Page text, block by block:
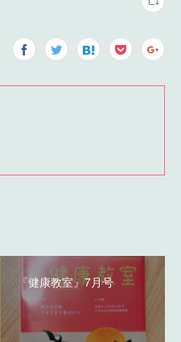
『健康教室』7月号